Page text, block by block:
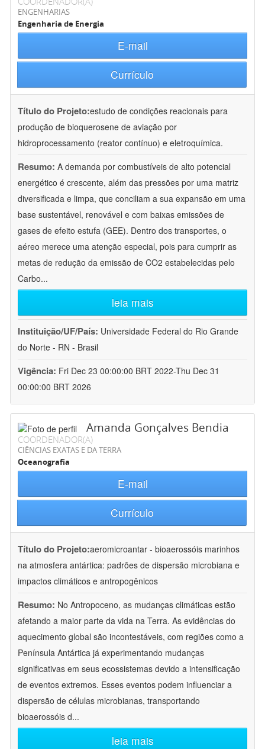
ENGENHARIAS
Engenharia de Energia
E-mail
Currículo
Título do Projeto:estudo de condições reacionais para
produção de bioquerosene de aviação por
hidroprocessamento (reator contínuo) e eletroquímica.
Resumo: A demanda por combustíveis de alto potencial
energético é crescente, além das pressões por uma matriz
diversificada e limpa, que conciliam a sua expansão em uma
base sustentável, renovável e com baixas emissões de
gases de efeito estufa (GEE). Dentro dos transportes, o
aéreo merece uma atenção especial, pois para cumprir as
metas de redução da emissão de CO2 estabelecidas pelo
Carbo...
leia mais
Instituição/UF/País: Universidade Federal do Rio Grande
do Norte - RN - Brasil
Vigência: Fri Dec 23 00:00:00 BRT 2022-Thu Dec 31
00:00:00 BRT 2026
Amanda Gonçalves Bendia
COORDENADOR(A)
CIÊNCIAS EXATAS E DA TERRA
Oceanografia
E-mail
Currículo
Título do Projeto:aeromicroantar - bioaerossóis marinhos
na atmosfera antártica: padrões de dispersão microbiana e
impactos climáticos e antropogênicos
Resumo: No Antropoceno, as mudanças climáticas estão
afetando a maior parte da vida na Terra. As evidências do
aquecimento global são incontestáveis, com regiões como a
Península Antártica já experimentando mudanças
significativas em seus ecossistemas devido a intensificação
de eventos extremos. Esses eventos podem influenciar a
dispersão de células microbianas, transportando
bioaerossóis d...
leia mais